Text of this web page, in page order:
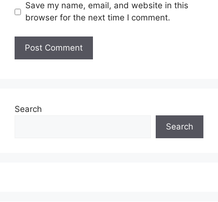
Save my name, email, and website in this
browser for the next time I comment.
Search
Search